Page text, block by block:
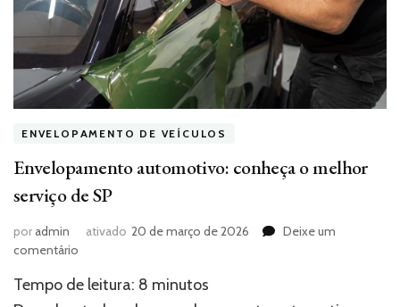
ENVELOPAMENTO DE VEÍCULOS
Envelopamento automotivo: conheça o melhor
serviço de SP
poradmin ativado 20 de março de 2026
Deixe um
comentário
automotivo:
Tempo de leitura: 8 minutos